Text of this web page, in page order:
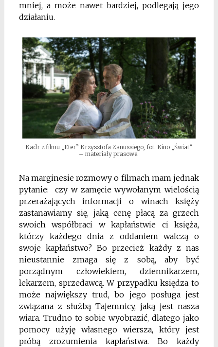
mniej, a może nawet bardziej, podlegają jego
działaniu.
Kadr z filmu „Eter” Krzysztofa Zanussiego, fot. Kino „Świat”
– materiały prasowe.
Na marginesie rozmowy o filmach mam jednak
pytanie: czy w zamęcie wywołanym wielością
przerażających informacji o winach księży
zastanawiamy się, jaką cenę płacą za grzech
swoich współbraci w kapłaństwie ci księża,
którzy każdego dnia z oddaniem walczą o
swoje kapłaństwo? Bo przecież każdy z nas
nieustannie zmaga się z sobą, aby być
porządnym człowiekiem, dziennikarzem,
lekarzem, sprzedawcą. W przypadku księdza to
może największy trud, bo jego posługa jest
związana z służbą Tajemnicy, jaką jest nasza
wiara. Trudno to sobie wyobrazić, dlatego jako
pomocy użyję własnego wiersza, który jest
próbą zrozumienia kapłaństwa. Bo każdy